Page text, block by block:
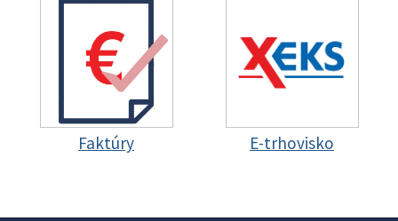
Faktúry E-trhovisko